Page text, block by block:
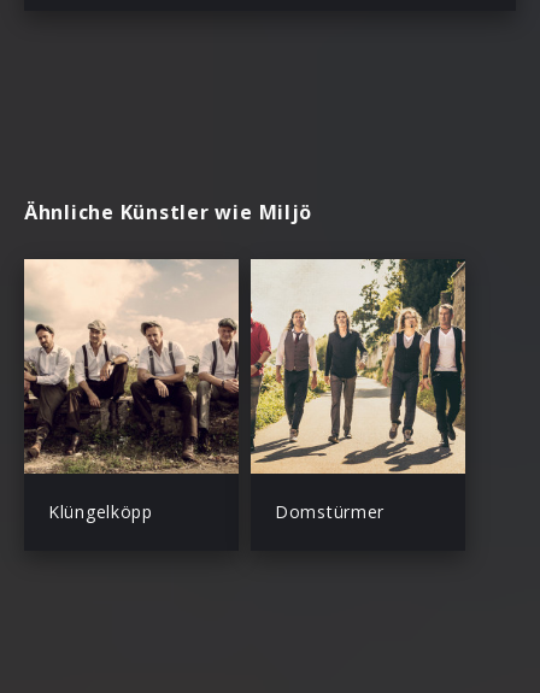
Ähnliche Künstler wie Miljö
Klüngelköpp Domstürmer